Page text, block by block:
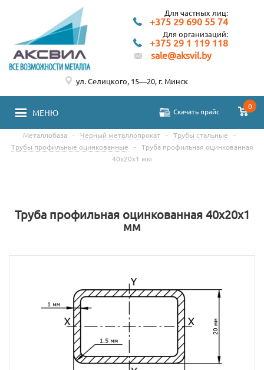
Для частных лиц:
+375 29 690 55 74
Для организаций:
+375 29 1 119 118
sale@aksvil.by
МЕНЮ Скачать прайс
0
ул. Селицкого, 15—20, г. Минск
Металлобаза - Черный металлопрокат - Трубы стальные
-
Трубы профильные оцинкованные
-
Труба профильная оцинкованная
40x20x1 мм
Труба профильная оцинкованная 40x20x1
мм